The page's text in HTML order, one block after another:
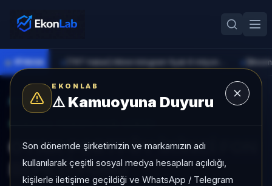
EKONLAB
⚠️Kamuoyuna Duyuru
Son dönemde şirketimizin ve markamızın adı
kullanılarak çeşitli sosyal medya hesapları açıldığı,
kişilerle iletişime geçildiği ve WhatsApp / Telegram
● PİYASA
AI Fon Radar Fon Sepeti
SUNUCU TARAFI FON GIRIŞI
OYAK PORTFÖY İKİNCİ FON
SEPETİ FONU